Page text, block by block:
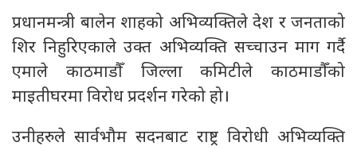
प्रधानमन्त्री बालेन शाहको अभिव्यक्तिले देश र जनताको
शिर निहुरिएकाले उक्त अभिव्यक्ति सच्चाउन माग गर्दै
एमाले काठमाडौँ जिल्ला कमिटीले काठमाडौँको
माइतीघरमा विरोध प्रदर्शन गरेको हो।
उनीहरुले सार्वभौम सदनबाट राष्ट्र विरोधी अभिव्यक्ति